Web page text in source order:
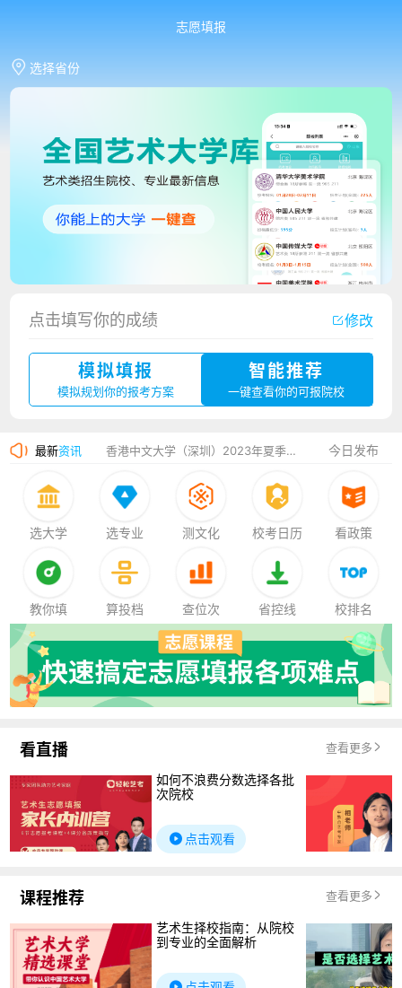
志愿填报
选择省份
点击填写你的成绩 修改
模拟填报
模拟规划你的报考方案
智能推荐
一键查看你的可报院校
最新资讯
广州华立科技职业学院2023年夏季高考招生简章
香港中文大学（深圳）2023年夏季高考招生简章
厦门大学嘉庚学院2023年艺术类招生简章
今日发布
选大学 选专业 测文化 校考日历 看政策
教你填 算投档 查位次 省控线 校排名
看直播 查看更多
如何不浪费分数选择各批
次院校
点击观看
课程推荐 查看更多
艺术生择校指南：从院校
到专业的全面解析